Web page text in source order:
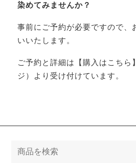
染めてみませんか？
事前にご予約が必要ですので、
いいたします。
ご予約と詳細は【購入はこちら
ジ）より受け付けています。